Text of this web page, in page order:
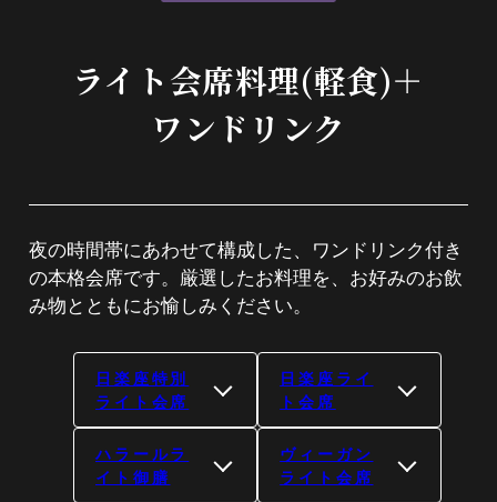
ライト会席料理(軽食)＋
ワンドリンク
夜の時間帯にあわせて構成した、ワンドリンク付き
の本格会席です。厳選したお料理を、お好みのお飲
み物とともにお愉しみください。
日楽座特別
ライト会席
日楽座ライ
ト会席
ハラールラ
イト御膳
ヴィーガン
ライト会席